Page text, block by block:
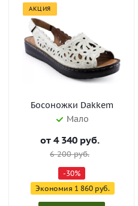
АКЦИЯ
Босоножки Dakkem
Мало
от 4 340 руб.
6 200 руб.
-30%
Экономия 1 860 руб.